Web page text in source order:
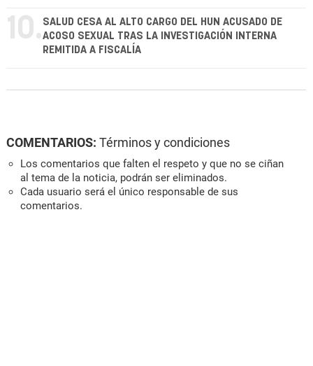
10. SALUD CESA AL ALTO CARGO DEL HUN ACUSADO DE
ACOSO SEXUAL TRAS LA INVESTIGACIÓN INTERNA
REMITIDA A FISCALÍA
COMENTARIOS: Términos y condiciones
Los comentarios que falten el respeto y que no se ciñan
al tema de la noticia, podrán ser eliminados.
Cada usuario será el único responsable de sus
comentarios.